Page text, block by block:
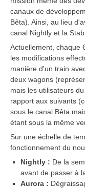
canaux de
Bêta). Ainsi, au lieu
canal Nightly et la
Actuellement, chaque
les modifications
manière d'un train
deux wagons
mais les utilisateurs
rapport aux suivants
sous le canal Bêta
étant sous la même
Sur une échelle de
fonctionnement du
Nightly : De la
avant de passer à
Aurora :